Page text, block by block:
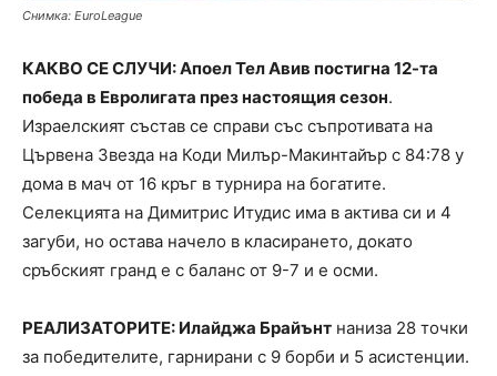
Снимка: EuroLeague
КАКВО СЕ СЛУЧИ: Апоел Тел Авив постигна 12-та
победа в Евролигата през настоящия сезон.
Израелският състав се справи със съпротивата на
Цървена Звезда на Коди Милър-Макинтайър с 84:78 у
дома в мач от 16 кръг в турнира на богатите.
Селекцията на Димитрис Итудис има в актива си и 4
загуби, но остава начело в класирането, докато
сръбският гранд е с баланс от 9-7 и е осми.
РЕАЛИЗАТОРИТЕ: Илайджа Брайънт наниза 28 точки
за победителите, гарнирани с 9 борби и 5 асистенции.